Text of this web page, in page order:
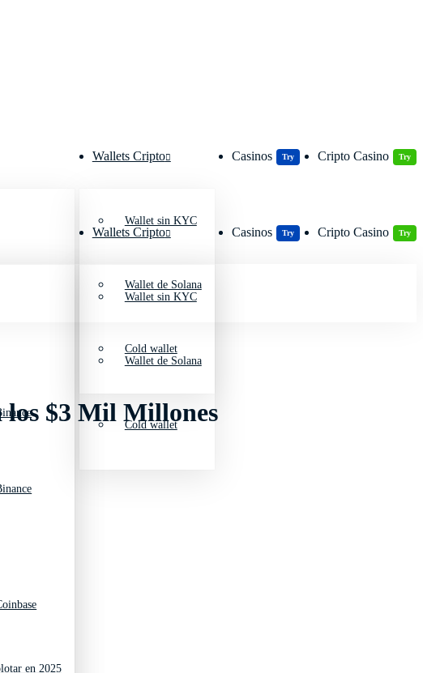
en 2025
Wallets Cripto
Wallet sin KYC
Wallet de Solana
Cold wallet
Casinos Try Cripto Casino Try
Wallets Cripto
Wallet sin KYC
Wallet de Solana
Cold wallet
Casinos Try Cripto Casino Try
los $3 Mil Millones